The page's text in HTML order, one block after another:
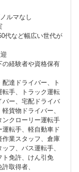
ルマなし
代など幅広い世代が
経験者や資格保有
達ドライバー、ト
転手、トラック運転
バー、宅配ドライバ
貨物ドライバー、
ンクローリー運転手
運転手、軽自動車ド
作業スタッフ、倉庫
フ、バス運転手、
ト免許、けん引免
取得者、